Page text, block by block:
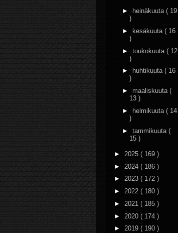
► heinäkuuta ( 19
)
►
kesäkuuta ( 16
)
► toukokuuta ( 12
)
►
huhtikuuta ( 16
)
► maaliskuuta (
13 )
►
helmikuuta ( 14
)
► tammikuuta (
15 )
► 2025 ( 169 )
► 2024 ( 186 )
► 2023 ( 172 )
► 2022 ( 180 )
► 2021 ( 185 )
► 2020 ( 174 )
► 2019 ( 190 )